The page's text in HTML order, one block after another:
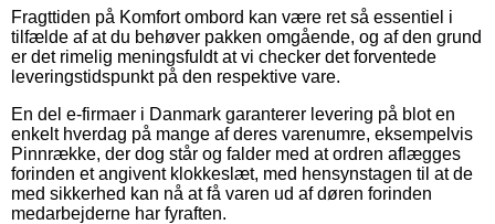
Fragttiden på Komfort ombord kan være ret så essentiel i
tilfælde af at du behøver pakken omgående, og af den grund
er det rimelig meningsfuldt at vi checker det forventede
leveringstidspunkt på den respektive vare.
En del e-firmaer i Danmark garanterer levering på blot en
enkelt hverdag på mange af deres varenumre, eksempelvis
Pinnrække, der dog står og falder med at ordren aflægges
forinden et angivent klokkeslæt, med hensynstagen til at de
med sikkerhed kan nå at få varen ud af døren forinden
medarbejderne har fyraften.